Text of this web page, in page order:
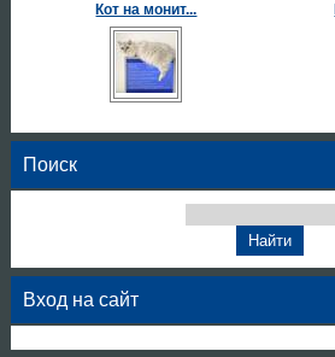
Кот на монит...
Поиск
Вход на сайт